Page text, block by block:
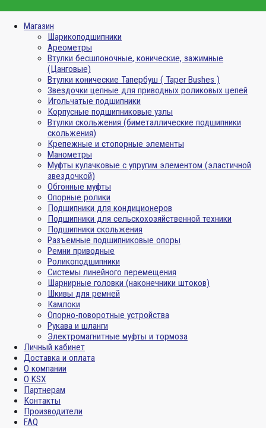
Магазин
Шарикоподшипники
Ареометры
Втулки бесшпоночные, конические, зажимные
(Цанговые)
Втулки конические Тапербуш ( Taper Bushes )
Звездочки цепные для приводных роликовых цепей
Игольчатые подшипники
Корпусные подшипниковые узлы
Втулки скольжения (биметаллические подшипники
скольжения)
Крепежные и стопорные элементы
Манометры
Муфты кулачковые с упругим элементом (эластичной
звездочкой)
Обгонные муфты
Опорные ролики
Подшипники для кондиционеров
Подшипники для сельскохозяйственной техники
Подшипники скольжения
Разъемные подшипниковые опоры
Ремни приводные
Роликоподшипники
Системы линейного перемещения
Шарнирные головки (наконечники штоков)
Шкивы для ремней
Камлоки
Опорно-поворотные устройства
Рукава и шланги
Электромагнитные муфты и тормоза
Личный кабинет
Доставка и оплата
О компании
О KSX
Партнерам
Контакты
Производители
FAQ